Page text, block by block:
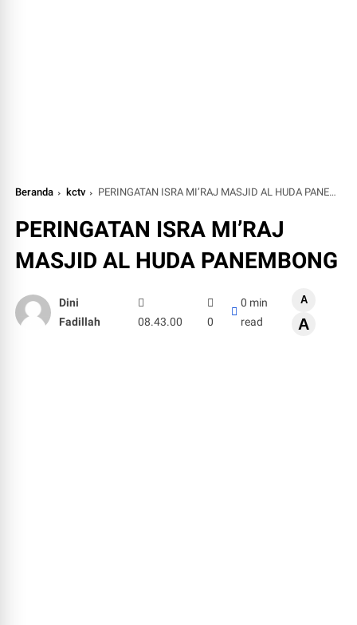
Beranda kctv PERINGATAN ISRA MI’RAJ MASJID AL HUDA PANEMBONG
PERINGATAN ISRA MI’RAJ
MASJID AL HUDA PANEMBONG
Dini
Fadillah
08.43.00 0
0 min
read
A
A